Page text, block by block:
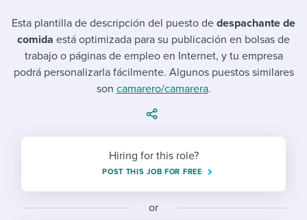
Mobilizing AI in my work
Evaluating candidates
Working together with others
Maintaining hiring pipelines
Developing & retaining people
Ensuring compliance
Finding and attracting people
I WANT...
Job description templates
Interview question templates
Policy templates
Step-by-step tutorials
Free ebooks & reports
I WANT TO LEARN ABOUT...
Applying for a job
Interview process
Career development
Modern working life
Attend webinars & events
Workable customer stories
Explore Workable
Request a demo
Start a free trial
Esta plantilla de descripción del puesto de despachante de
comida está optimizada para su publicación en bolsas de
trabajo o páginas de empleo en Internet, y tu empresa
podrá personalizarla fácilmente. Algunos puestos similares
son camarero/camarera.
Hiring for this role?
POST THIS JOB FOR FREE
or